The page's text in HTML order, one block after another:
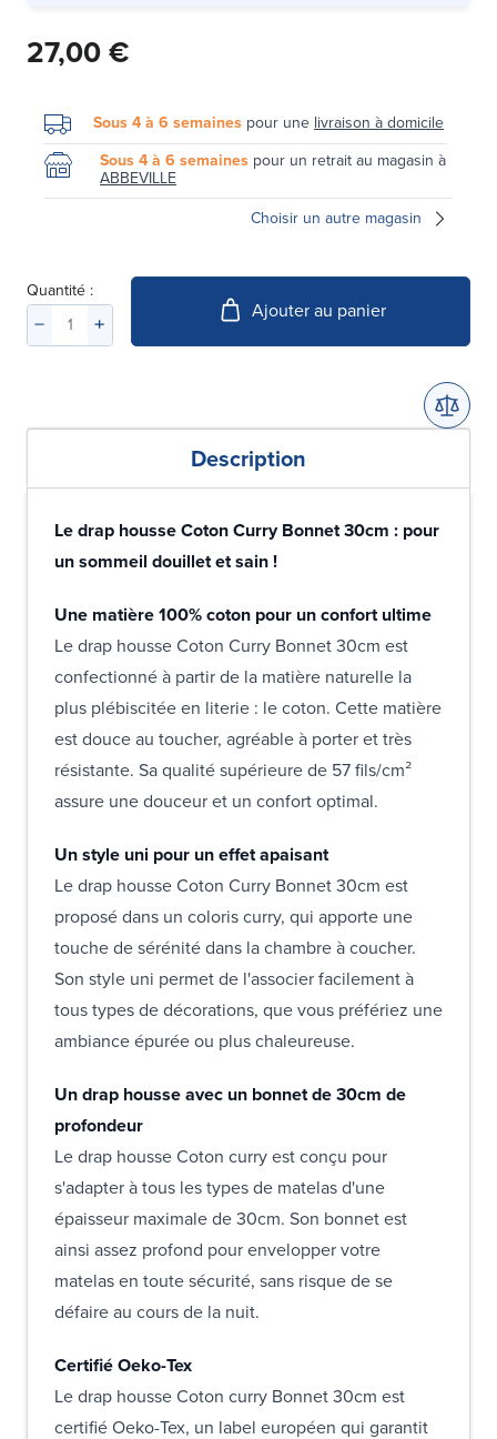
27,00 €
Sous 4 à 6 semaines pour une livraison à domicile
Sous 4 à 6 semaines pour un retrait au magasin à
ABBEVILLE
Choisir un autre magasin
Quantité :
Ajouter au panier
Description
Le drap housse Coton Curry Bonnet 30cm : pour
un sommeil douillet et sain !
Une matière 100% coton pour un confort ultime
Le drap housse Coton Curry Bonnet 30cm est
confectionné à partir de la matière naturelle la
plus plébiscitée en literie : le coton. Cette matière
est douce au toucher, agréable à porter et très
résistante. Sa qualité supérieure de 57 fils/cm²
assure une douceur et un confort optimal.
Un style uni pour un effet apaisant
Le drap housse Coton Curry Bonnet 30cm est
proposé dans un coloris curry, qui apporte une
touche de sérénité dans la chambre à coucher.
Son style uni permet de l'associer facilement à
tous types de décorations, que vous préfériez une
ambiance épurée ou plus chaleureuse.
Un drap housse avec un bonnet de 30cm de
profondeur
Le drap housse Coton curry est conçu pour
s'adapter à tous les types de matelas d'une
épaisseur maximale de 30cm. Son bonnet est
ainsi assez profond pour envelopper votre
matelas en toute sécurité, sans risque de se
défaire au cours de la nuit.
Certifié Oeko-Tex
Le drap housse Coton curry Bonnet 30cm est
certifié Oeko-Tex, un label européen qui garantit